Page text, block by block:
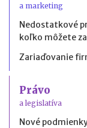
a marketing
Nedostatkové
koľko môžete
Zariaďovanie
Právo
a legislatíva
Nové